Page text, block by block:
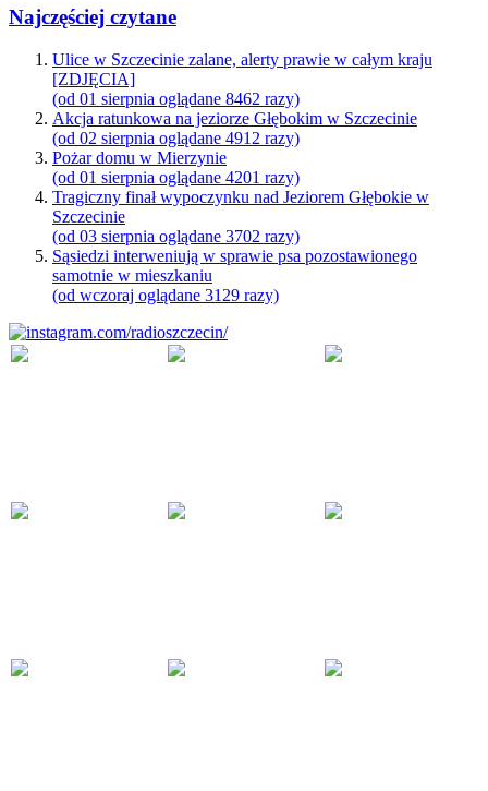
Najczęściej czytane
Ulice w Szczecinie zalane, alerty prawie w całym kraju
[ZDJĘCIA]
(od 01 sierpnia oglądane 8462 razy)
Akcja ratunkowa na jeziorze Głębokim w Szczecinie
(od 02 sierpnia oglądane 4912 razy)
Pożar domu w Mierzynie
(od 01 sierpnia oglądane 4201 razy)
Tragiczny finał wypoczynku nad Jeziorem Głębokie w
Szczecinie
(od 03 sierpnia oglądane 3702 razy)
Sąsiedzi interweniują w sprawie psa pozostawionego
samotnie w mieszkaniu
(od wczoraj oglądane 3129 razy)